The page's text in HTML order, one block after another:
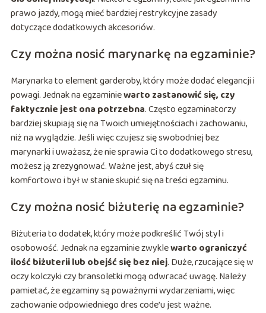
prawo jazdy, mogą mieć bardziej restrykcyjne zasady
dotyczące dodatkowych akcesoriów.
Czy można nosić marynarkę na egzaminie?
Marynarka to element garderoby, który może dodać elegancji i
powagi. Jednak na egzaminiewarto zastanowić się, czy
faktycznie jest ona potrzebna. Często egzaminatorzy
bardziej skupiają się na Twoich umiejętnościach i zachowaniu,
niż na wyglądzie. Jeśli więc czujesz się swobodniej bez
marynarki i uważasz, że nie sprawia Ci to dodatkowego stresu,
możesz ją zrezygnować. Ważne jest, abyś czuł się
komfortowo i był w stanie skupić się na treści egzaminu.
Czy można nosić biżuterię na egzaminie?
Biżuteria to dodatek, który może podkreślić Twój styl i
osobowość. Jednak na egzaminie zwyklewarto ograniczyć
ilość biżuterii lub obejść się bez niej. Duże, rzucające się w
oczy kolczyki czy bransoletki mogą odwracać uwagę. Należy
pamietać, że egzaminy są poważnymi wydarzeniami, więc
zachowanie odpowiedniego dres code’u jest ważne.